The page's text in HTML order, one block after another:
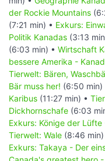
der Rockie Mountains
(7:21 min) • Exkurs:
Politik Kanadas (3:13
(6:03 min) • Wirtschaft
bessere Amerika -
Tierwelt: Bären,
Bär muss her! (6:50 min)
Karibus (11:27 min) •
Dickhornschafe (6:03
Exkurs: Könige der
Tierwelt: Wale (8:46 min)
Exkurs: Takaya - Der